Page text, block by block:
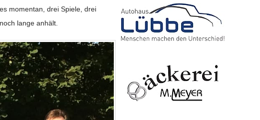
momentan, drei Spiele, drei
lange anhält.